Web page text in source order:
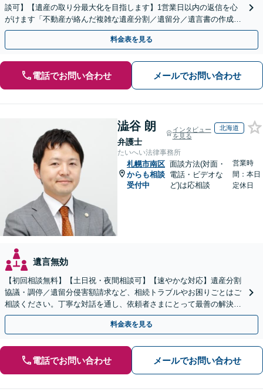
談可】【遺産の取り分最大化を目指します】1営業日以内の返信を心
がけます「不動産が絡んだ複雑な遺産分割／遺留分／遺言書の作成・
執行／事業承継など、お任せください」【休日相談あり】
料金表を見る
電話でお問い合わせ メールでお問い合わせ
澁谷 朗
弁護士
インタビュー
を見る
北海道
たいへい法律事務所
札幌市南区
からも相談
受付中
面談方法(対面・
電話・ビデオな
ど)は応相談
営業時
間：本日
定休日
遺言無効
【初回相談無料】【土日祝・夜間相談可】【速やかな対応】遺産分割
協議・調停／遺留分侵害額請求など、相続トラブルやお困りごとはご
相談ください。丁寧な対話を通し、依頼者さまにとって最善の解決を
目指します。
料金表を見る
電話でお問い合わせ メールでお問い合わせ